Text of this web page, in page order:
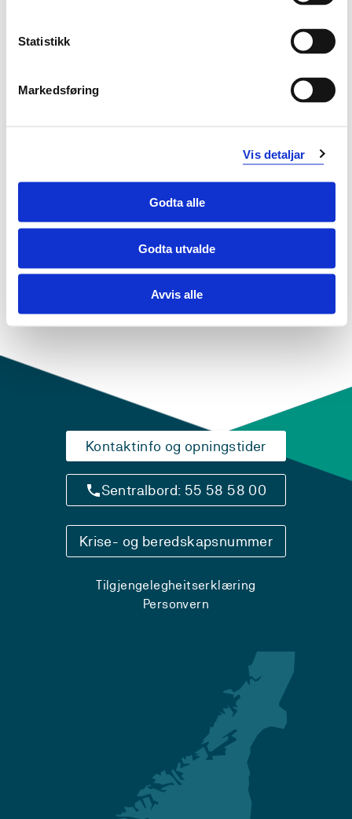
Statistikk
Markedsføring
Vis detaljar
Godta alle
Godta utvalde
Avvis alle
Kontaktinfo og opningstider
Sentralbord: 55 58 58 00
Krise- og beredskapsnummer
Tilgjengelegheitserklæring
Personvern